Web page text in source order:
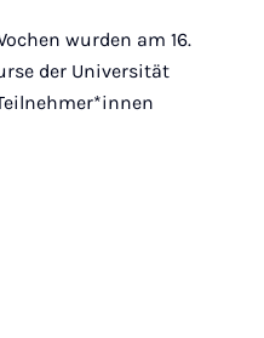
wurden am 16.
der Universität